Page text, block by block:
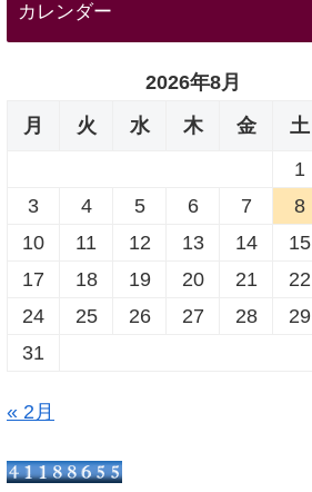
カレンダー
2026年8月
月
火 水 木 金 土
1
3
4 5 6 7 8
10
11 12 13 14 15
17
18 19 20 21 22
24
25 26 27 28 29
31
« 2月